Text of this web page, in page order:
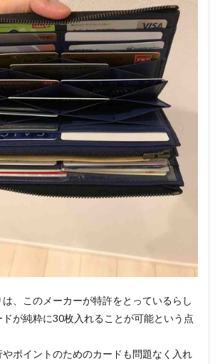
、このメーカーが特許をとっているらし
が純粋に30枚入れることが可能という点
ポイントのためのカードも問題なく入れ